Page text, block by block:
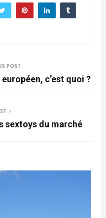
POST
c’est quoi ?
sextoys du marché